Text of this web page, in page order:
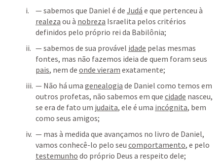
— sabemos que Daniel é de Judá
realeza ou à nobreza Israelita pelos critérios
definidos pelo próprio rei da Babilônia;
— sabemos de sua provável idade pelas mesmas
pais, nem de onde vieram exatamente;
— Não há uma genealogia de Daniel como temos em
outros profetas, não sabemos em que cidade nasceu,
se era de fato um judaita, ele é uma incógnita, bem
como seus amigos;
— mas à medida que avançamos no livro de Daniel,
vamos conhecê-lo pelo seu comportamento
testemunho do próprio Deus a respeito dele;